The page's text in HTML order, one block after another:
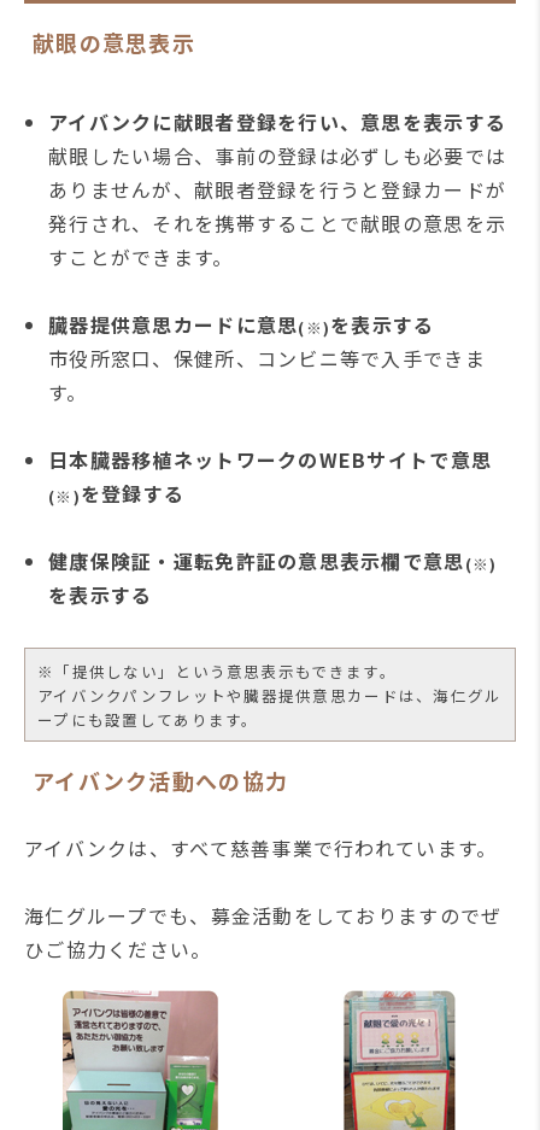
献眼の意思表示
アイバンクに献眼者登録を行い、意思を表示する
献眼したい場合、事前の登録は必ずしも必要では
ありませんが、献眼者登録を行うと登録カードが
発行され、それを携帯することで献眼の意思を示
すことができます。
臓器提供意思カードに意思(※)を表示する
市役所窓口、保健所、コンビニ等で入手できま
す。
日本臓器移植ネットワークのWEBサイトで意思
(※)を登録する
健康保険証・運転免許証の意思表示欄で意思(※)
を表示する
※「提供しない」という意思表示もできます。
アイバンクパンフレットや臓器提供意思カードは、海仁グル
ープにも設置してあります。
アイバンク活動への協力
アイバンクは、すべて慈善事業で行われています。
海仁グループでも、募金活動をしておりますのでぜ
ひご協力ください。